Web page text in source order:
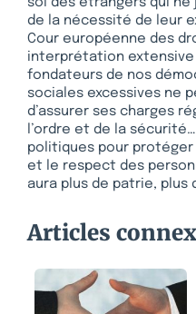
de la nécessité de leur
Cour européenne des
interprétation
fondateurs de nos
sociales excessives ne
d’assurer ses charges
l’ordre et de la
politiques pour
et le respect des
aura plus de patrie, plus
Articles